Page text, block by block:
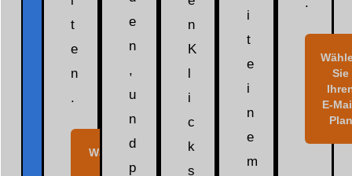
t
e
n
.
Wählen Sie
Ihren
e
n
,
u
n
d
p
n
K
l
i
c
k
s
i
t
e
i
n
e
m
Sie
E-
Plan